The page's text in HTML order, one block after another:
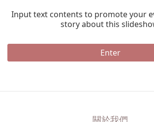
Input text contents to promote your
story about this
Enter